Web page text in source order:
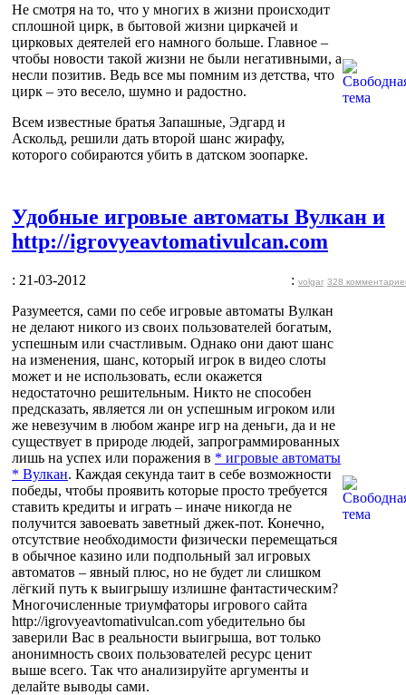
Не смотря на то, что у многих в жизни происходит
сплошной цирк, в бытовой жизни циркачей и
цирковых деятелей его намного больше. Главное –
чтобы новости такой жизни не были негативными, а
несли позитив. Ведь все мы помним из детства, что
цирк – это весело, шумно и радостно.
Всем известные братья Запашные, Эдгард и
Аскольд, решили дать второй шанс жирафу,
которого собираются убить в датском зоопарке.
Удобные игровые автоматы Вулкан и
http://igrovyeavtomativulcan.com
: 21-03-2012 : volgar 328
Разумеется, сами по себе игровые автоматы Вулкан
не делают никого из своих пользователей богатым,
успешным или счастливым. Однако они дают шанс
на изменения, шанс, который игрок в видео слоты
может и не использовать, если окажется
недостаточно решительным. Никто не способен
предсказать, является ли он успешным игроком или
же невезучим в любом жанре игр на деньги, да и не
существует в природе людей, запрограммированных
лишь на успех или поражения в * игровые автоматы
* Вулкан. Каждая секунда таит в себе возможности
победы, чтобы проявить которые просто требуется
ставить кредиты и играть – иначе никогда не
получится завоевать заветный джек-пот. Конечно,
отсутствие необходимости физически перемещаться
в обычное казино или подпольный зал игровых
автоматов – явный плюс, но не будет ли слишком
лёгкий путь к выигрышу излишне фантастическим?
Многочисленные триумфаторы игрового сайта
http://igrovyeavtomativulcan.com убедительно бы
заверили Вас в реальности выигрыша, вот только
анонимность своих пользователей ресурс ценит
выше всего. Так что анализируйте аргументы и
делайте выводы сами.